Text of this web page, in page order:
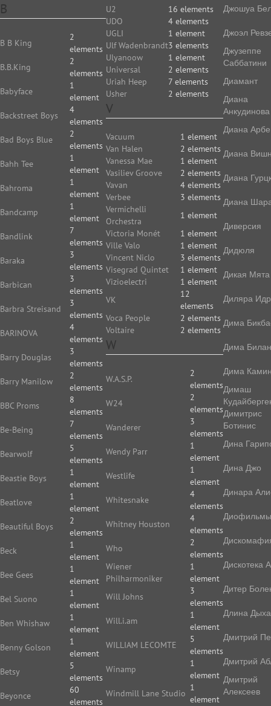
B
B B King
2
elements
B.B.King
2
elements
Babyface
1
element
Backstreet Boys
4
elements
Bad Boys Blue
2
elements
Bahh Tee
1
element
Bahroma
1
element
Bandcamp
1
element
Bandlink
7
elements
Baraka
3
elements
Barbican
3
elements
Barbra Streisand
3
elements
BARINOVA
4
elements
Barry Douglas
3
elements
Barry Manilow
2
elements
BBC Proms
8
elements
Be-Being
7
elements
Bearwolf
5
elements
Beastie Boys
1
element
Beatlove
1
element
Beautiful Boys
2
elements
Beck
1
element
Bee Gees
1
element
Bel Suono
1
element
Ben Whishaw
1
element
Benny Golson
1
element
Betsy
5
elements
Beyonce
60
elements
U2
16 elements
UDO
4 elements
UGLI
1 element
Ulf Wadenbrandt3 elements
Ulyanoow
1 element
Universal
2 elements
Uriah Heep
7 elements
Usher
2 elements
V
Vacuum
1 element
Van Halen
2 elements
Vanessa Mae
1 element
Vasiliev Groove
2 elements
Vavan
4 elements
Verbee
3 elements
Vermichelli
Orchestra
1 element
Victoria Monét
1 element
Ville Valo
1 element
Vincent Niclo
3 elements
Visegrad Quintet
1 element
Vizioelectri
1 element
VK
12
elements
Voca People
2 elements
Voltaire
2 elements
W
W.A.S.P.
2
elements
W24
2
elements
Wanderer
3
elements
Wendy Parr
1
element
Westlife
1
element
Whitesnake
4
elements
Whitney Houston
4
elements
Who
2
elements
Wiener
Philharmoniker
1
element
Will Johns
3
elements
Will.i.am
1
element
WILLIAM LECOMTE
5
elements
Winamp
1
element
Windmill Lane Studio
1
element
Джошуа
Джоэл
Джузеппе
Саббатини
Диамант
Диана
Анкудинова
Диана
Диана
Диана
Диана
Диверсия
Дидюля
Дикая Мята
Диляра
Дима
Дима Билан
Дима
Димаш
Димитрис
Ботинис
Дина
Дина Джо
Динара
Диофильмы
Дискотека
Дитер
Длина
Дмитрий
Дмитрий
Дмитрий
Алексеев